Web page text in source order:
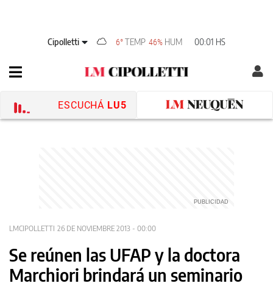
Cipolletti 6°TEMP 46% HUM 00:01 HS
ESCUCHÁ LU5
LMCIPOLLETTI 26 DE NOVIEMBRE 2013 - 00:00
Se reúnen las UFAP y la doctora
Marchiori brindará un seminario